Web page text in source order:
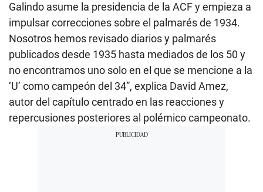
Galindo asume la presidencia de la ACF y empieza a
impulsar correcciones sobre el palmarés de 1934.
Nosotros hemos revisado diarios y palmarés
publicados desde 1935 hasta mediados de los 50 y
no encontramos uno solo en el que se mencione a la
‘U’ como campeón del 34”, explica David Amez,
autor del capítulo centrado en las reacciones y
repercusiones posteriores al polémico campeonato.